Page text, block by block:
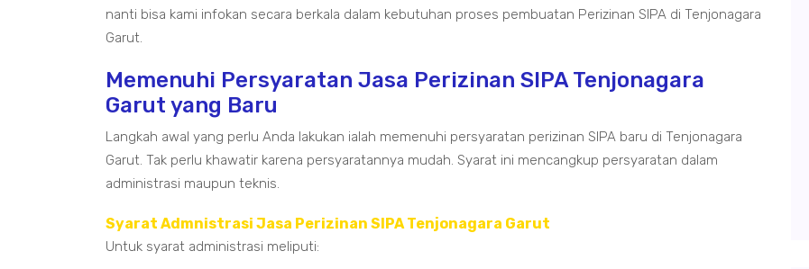
nanti bisa kami infokan secara berkala dalam kebutuhan proses pembuatan Perizinan SIPA di Tenjonagara
Garut.
Memenuhi Persyaratan Jasa Perizinan SIPA Tenjonagara
Garut yang Baru
Langkah awal yang perlu Anda lakukan ialah memenuhi persyaratan perizinan SIPA baru di Tenjonagara
Garut. Tak perlu khawatir karena persyaratannya mudah. Syarat ini mencangkup persyaratan dalam
administrasi maupun teknis.
Syarat Admnistrasi Jasa Perizinan SIPA Tenjonagara Garut
Untuk syarat administrasi meliputi: